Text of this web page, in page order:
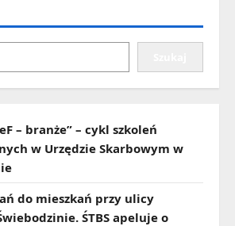
– branże” – cykl szkoleń
w Urzędzie Skarbowym w
do mieszkań przy ulicy
ŚTBS apeluje o